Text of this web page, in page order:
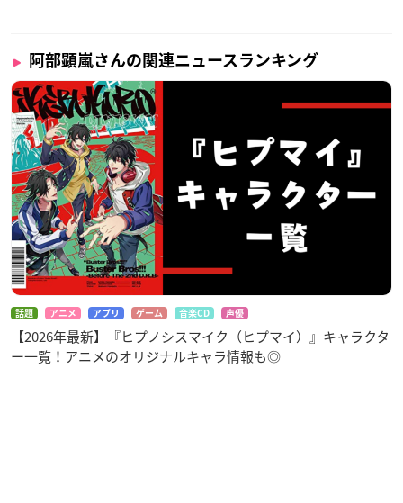
ヨコハマ･ディビジョン“MAD TRIGGER CREW”
碧棺左馬刻：阿部顕嵐入間銃兎：水江建太 毒島メイソ
ン理鶯：バーンズ勇気
シブヤ･ディビジョン“Fling Posse”
飴村乱数：世古口 凌 夢野幻太郎：前山剛久 有栖川帝
統：滝澤 諒
シンジュク･ディビジョン“麻天狼”
神宮寺寂雷：鮎川太陽伊弉冉一二三：荒木宏文 観音坂
独歩：宮城紘大
ディビジョン･ダンス･バトル “D.D.B”
Toyotaka RYO gash! SHINSUKE HILOMU Dolton KENTA GeN KI
MUTAKU
阿部顕嵐さんの関連ニュースランキング
話題 アニメ アプリ ゲーム 音楽CD 声優
【2026年最新】『ヒプノシスマイク（ヒプマイ）』キャラクタ
ー一覧！アニメのオリジナルキャラ情報も◎